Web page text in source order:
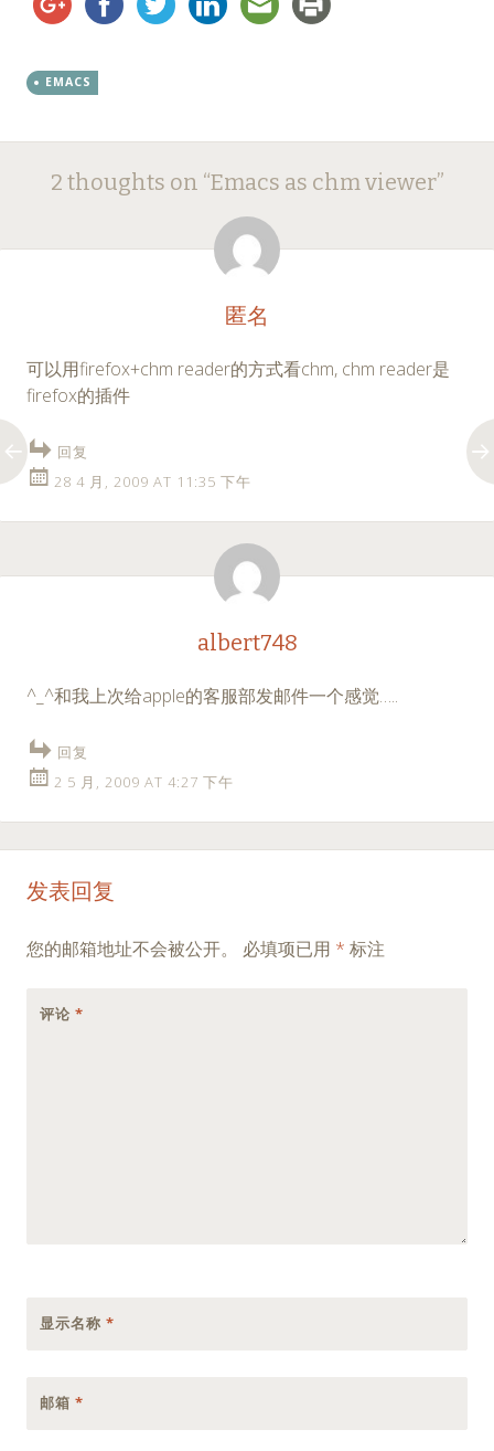
EMACS
Post
navigation
2 thoughts on “Emacs as chm viewer”
匿名
可以用firefox+chm reader的方式看chm, chm reader是
firefox的插件
回复
28 4 月, 2009 AT 11:35 下午
albert748
^_^和我上次给apple的客服部发邮件一个感觉…..
回复
2 5 月, 2009 AT 4:27 下午
发表回复
您的邮箱地址不会被公开。 必填项已用 * 标注
评论 *
显示名称 *
邮箱 *